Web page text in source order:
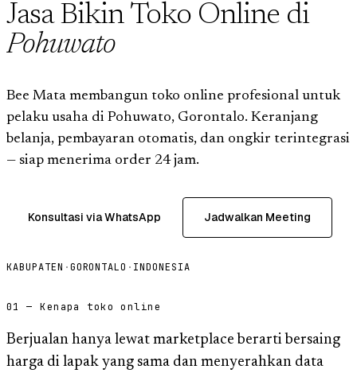
Jasa Bikin Toko Online di
Pohuwato
Bee Mata membangun toko online profesional untuk
pelaku usaha di Pohuwato, Gorontalo. Keranjang
belanja, pembayaran otomatis, dan ongkir terintegrasi
— siap menerima order 24 jam.
Konsultasi via WhatsApp Jadwalkan Meeting
KABUPATEN ·GORONTALO · INDONESIA
01 — Kenapa toko online
Berjualan hanya lewat marketplace berarti bersaing
harga di lapak yang sama dan menyerahkan data